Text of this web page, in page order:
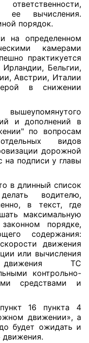
ее вычисления.
порядок.
на определенном
камерами
практикуется
Бельгии,
Австрии, Италии
в снижении
и дополнений в
по вопросам
видов
дорожной
на подписи у главы
в длинный список
водителю,
в текст, где
максимальную
порядке,
содержания:
движения
или вычисления
ТС
контрольно-
средствами и
16 пункта 4
движении», а
будет ожидать и